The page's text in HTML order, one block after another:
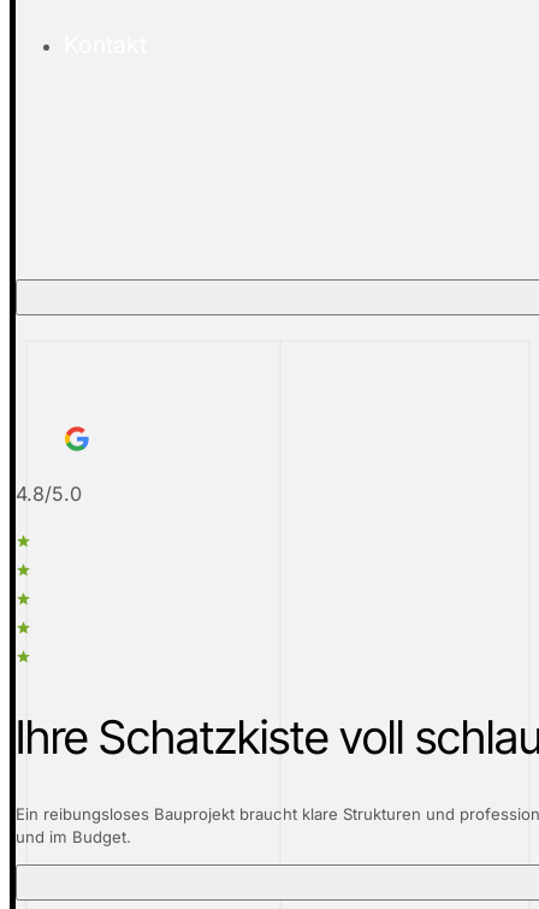
4.8/5.0
Ihre Schatzkiste voll
Ein reibungsloses Bauprojekt braucht klare Strukturen und
und im Budget.